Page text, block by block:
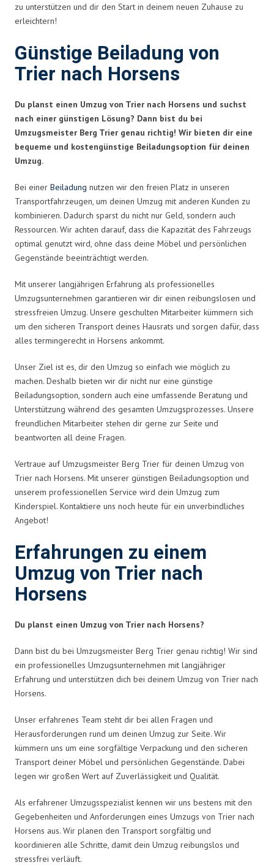
zu unterstützen und dir den Start in deinem neuen Zuhause zu
erleichtern!
Günstige Beiladung von
Trier nach Horsens
Du planst einen Umzug von Trier nach Horsens und suchst
nach einer günstigen Lösung? Dann bist du bei
Umzugsmeister Berg Trier genau richtig! Wir bieten dir eine
bequeme und kostengünstige Beiladungsoption für deinen
Umzug.
Bei einer Beiladung nutzen wir den freien Platz in unseren
Transportfahrzeugen, um deinen Umzug mit anderen Kunden zu
kombinieren. Dadurch sparst du nicht nur Geld, sondern auch
Ressourcen. Wir achten darauf, dass die Kapazität des Fahrzeugs
optimal genutzt wird, ohne dass deine Möbel und persönlichen
Gegenstände beeinträchtigt werden.
Mit unserer langjährigen Erfahrung als professionelles
Umzugsunternehmen garantieren wir dir einen reibungslosen und
stressfreien Umzug. Unsere geschulten Mitarbeiter kümmern sich
um den sicheren Transport deines Hausrats und sorgen dafür, dass
alles termingerecht in Horsens ankommt.
Unser Ziel ist es, dir den Umzug so einfach wie möglich zu
machen. Deshalb bieten wir dir nicht nur eine günstige
Beiladungsoption, sondern auch eine umfassende Beratung und
Unterstützung während des gesamten Umzugsprozesses. Unsere
freundlichen Mitarbeiter stehen dir gerne zur Seite und
beantworten all deine Fragen.
Vertraue auf Umzugsmeister Berg Trier für deinen Umzug von
Trier nach Horsens. Mit unserer günstigen Beiladungsoption und
unserem professionellen Service wird dein Umzug zum
Kinderspiel. Kontaktiere uns noch heute für ein unverbindliches
Angebot!
Erfahrungen zu einem
Umzug von Trier nach
Horsens
Du planst einen Umzug von Trier nach Horsens?
Dann bist du bei Umzugsmeister Berg Trier genau richtig! Wir sind
ein professionelles Umzugsunternehmen mit langjähriger
Erfahrung und unterstützen dich bei deinem Umzug von Trier nach
Horsens.
Unser erfahrenes Team steht dir bei allen Fragen und
Herausforderungen rund um deinen Umzug zur Seite. Wir
kümmern uns um eine sorgfältige Verpackung und den sicheren
Transport deiner Möbel und persönlichen Gegenstände. Dabei
legen wir großen Wert auf Zuverlässigkeit und Qualität.
Als erfahrener Umzugsspezialist kennen wir uns bestens mit den
Gegebenheiten und Anforderungen eines Umzugs von Trier nach
Horsens aus. Wir planen den Transport sorgfältig und
koordinieren alle Schritte, damit dein Umzug reibungslos und
stressfrei verläuft.